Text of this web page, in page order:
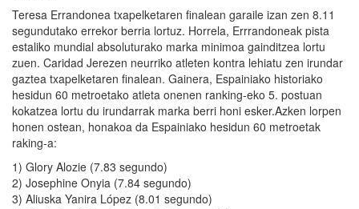
Teresa Errandonea txapelketaren finalean garaile izan zen 8.11
segundutako errekor berria lortuz. Horrela, Errrandoneak pista
estaliko mundial absoluturako marka minimoa gainditzea lortu
zuen. Caridad Jerezen neurriko atleten kontra lehiatu zen irundar
gaztea txapelketaren finalean. Gainera, Espainiako historiako
hesidun 60 metroetako atleta onenen ranking-eko 5. postuan
kokatzea lortu du irundarrak marka berri honi esker.Azken lorpen
honen ostean, honakoa da Espainiako hesidun 60 metroetak
raking-a:
1) Glory Alozie (7.83 segundo)
2) Josephine Onyia (7.84 segundo)
3) Aliuska Yanira López (8.01 segundo)